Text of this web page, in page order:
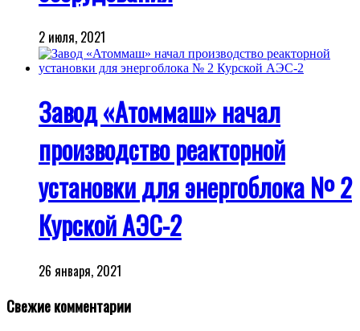
2 июля, 2021
Завод «Атоммаш» начал
производство реакторной
установки для энергоблока № 2
Курской АЭС-2
26 января, 2021
Свежие комментарии